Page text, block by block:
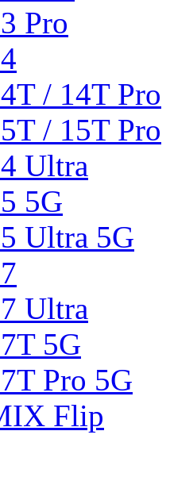
Pro
/ 14T Pro
/ 15T Pro
Ultra
5G
Ultra 5G
Ultra
5G
Pro 5G
Flip